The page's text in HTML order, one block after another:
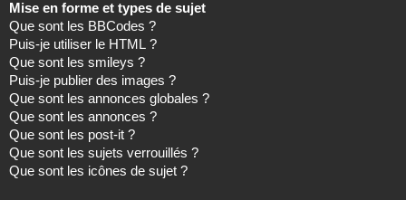
Mise en forme et types de sujet
Que sont les BBCodes ?
Puis-je utiliser le HTML ?
Que sont les smileys ?
Puis-je publier des images ?
Que sont les annonces globales ?
Que sont les annonces ?
Que sont les post-it ?
Que sont les sujets verrouillés ?
Que sont les icônes de sujet ?